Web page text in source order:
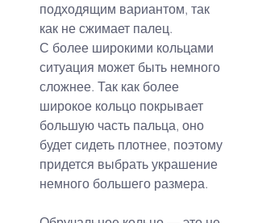
подходящим вариантом, так
как не сжимает палец.
С более широкими кольцами
ситуация может быть немного
сложнее. Так как более
широкое кольцо покрывает
большую часть пальца, оно
будет сидеть плотнее, поэтому
придется выбрать украшение
немного большего размера.